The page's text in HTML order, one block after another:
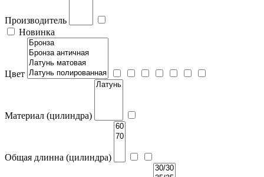
Производитель
Новинка
Цвет
Материал (цилиндра)
Общая длинна (цилиндра)